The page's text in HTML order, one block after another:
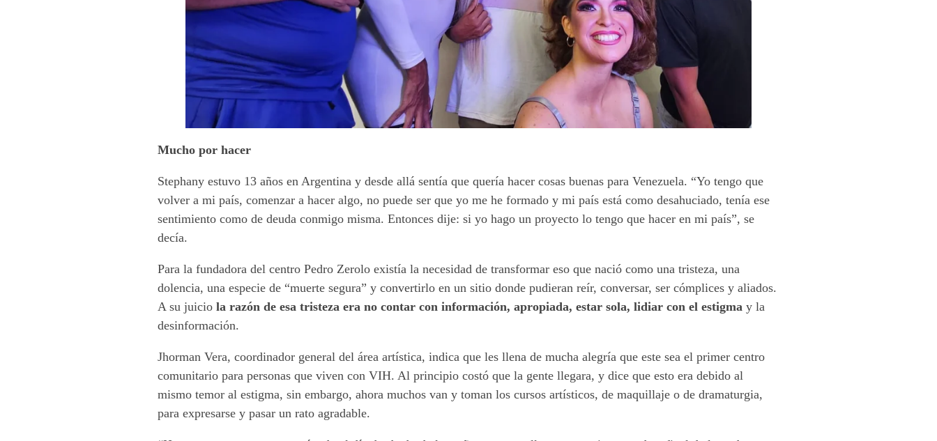
Mucho por hacer
Stephany estuvo 13 años en Argentina y desde allá sentía que quería hacer cosas buenas para Venezuela. “Yo tengo que
volver a mi país, comenzar a hacer algo, no puede ser que yo me he formado y mi país está como desahuciado, tenía ese
sentimiento como de deuda conmigo misma. Entonces dije: si yo hago un proyecto lo tengo que hacer en mi país”, se
decía.
Para la fundadora del centro Pedro Zerolo existía la necesidad de transformar eso que nació como una tristeza, una
dolencia, una especie de “muerte segura” y convertirlo en un sitio donde pudieran reír, conversar, ser cómplices y aliados.
A su juiciola razón de esa tristeza era no contar con información, apropiada, estar sola, lidiar con el estigma y la
desinformación.
Jhorman Vera, coordinador general del área artística, indica que les llena de mucha alegría que este sea el primer centro
comunitario para personas que viven con VIH. Al principio costó que la gente llegara, y dice que esto era debido al
mismo temor al estigma, sin embargo, ahora muchos van y toman los cursos artísticos, de maquillaje o de dramaturgia,
para expresarse y pasar un rato agradable.